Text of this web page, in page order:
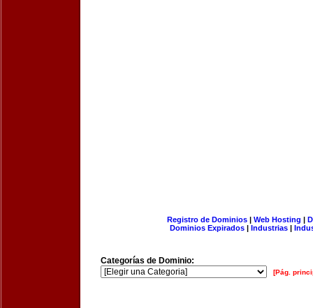
Registro de Dominios| Web Hosting |
Dominios Expirados | Industrias |
Categorías de Dominio:
[Pág.